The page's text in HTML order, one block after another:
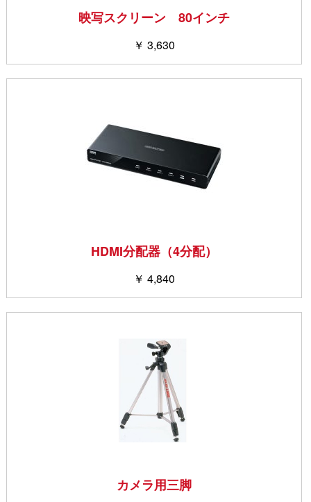
映写スクリーン 80インチ
￥ 3,630
HDMI分配器（4分配）
￥ 4,840
カメラ用三脚